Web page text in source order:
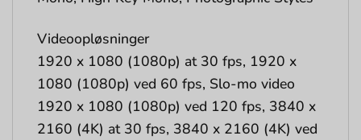
Videoopløsninger
1920 x 1080 (1080p) at 30 fps, 1920 x
1080 (1080p) ved 60 fps, Slo-mo video
1920 x 1080 (1080p) ved 120 fps, 3840 x
2160 (4K) at 30 fps, 3840 x 2160 (4K) ved